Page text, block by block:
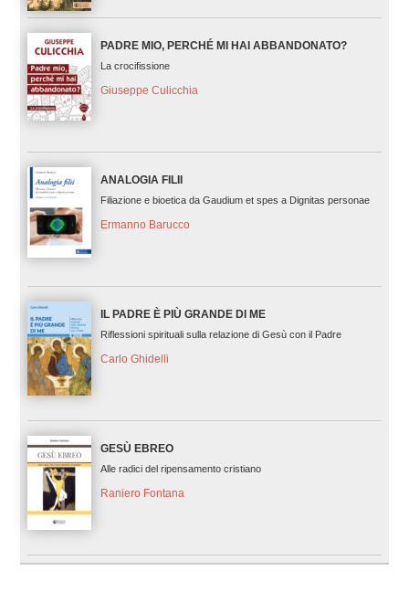
PADRE MIO, PERCHÉ MI HAI ABBANDONATO?
La crocifissione
Giuseppe Culicchia
ANALOGIA FILII
Filiazione e bioetica da Gaudium et spes a Dignitas personae
Ermanno Barucco
IL PADRE È PIÙ GRANDE DI ME
Riflessioni spirituali sulla relazione di Gesù con il Padre
Carlo Ghidelli
GESÙ EBREO
Alle radici del ripensamento cristiano
Raniero Fontana